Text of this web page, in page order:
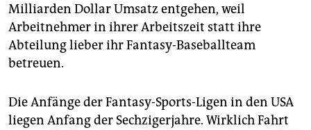
Milliarden Dollar Umsatz entgehen, weil
Arbeitnehmer in ihrer Arbeitszeit statt ihre
Abteilung lieber ihr Fantasy-Baseballteam
betreuen.
Die Anfänge der Fantasy-Sports-Ligen in den USA
liegen Anfang der Sechzigerjahre. Wirklich Fahrt